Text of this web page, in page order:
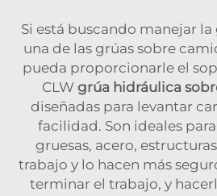
Si está buscando manejar
una de las grúas sobre
pueda proporcionarle el
CLW grúa hidráulica
diseñadas para levantar
facilidad. Son ideales
gruesas, acero,
trabajo y lo hacen más
terminar el trabajo, y